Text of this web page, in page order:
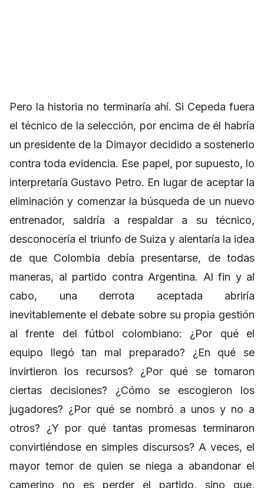
Pero la historia no terminaría ahí. Si Cepeda fuera
el técnico de la selección, por encima de él habría
un presidente de la Dimayor decidido a sostenerlo
contra toda evidencia. Ese papel, por supuesto, lo
interpretaría Gustavo Petro. En lugar de aceptar la
eliminación y comenzar la búsqueda de un nuevo
entrenador, saldría a respaldar a su técnico,
desconocería el triunfo de Suiza y alentaría la idea
de que Colombia debía presentarse, de todas
maneras, al partido contra Argentina. Al fin y al
cabo, una derrota aceptada abriría
inevitablemente el debate sobre su propia gestión
al frente del fútbol colombiano: ¿Por qué el
equipo llegó tan mal preparado? ¿En qué se
invirtieron los recursos? ¿Por qué se tomaron
ciertas decisiones? ¿Cómo se escogieron los
jugadores? ¿Por qué se nombró a unos y no a
otros? ¿Y por qué tantas promesas terminaron
convirtiéndose en simples discursos? A veces, el
mayor temor de quien se niega a abandonar el
camerino no es perder el partido, sino que,